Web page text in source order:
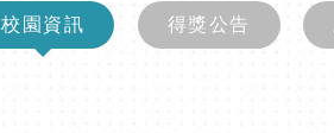
校園資訊 得獎公告